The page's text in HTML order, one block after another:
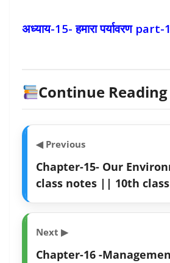
उदाहरण – मल-मूत्र ,
अध्याय-15-हमारा पर्यावरण part-1
Continue Reading
◀ Previous
Chapter-15- Our
class notes || 10th
science notes in Hindi
Next ▶
Chapter-16 -